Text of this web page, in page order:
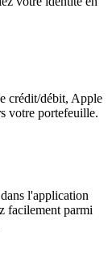
crédit/débit, Apple
votre portefeuille.
l'application
facilement parmi